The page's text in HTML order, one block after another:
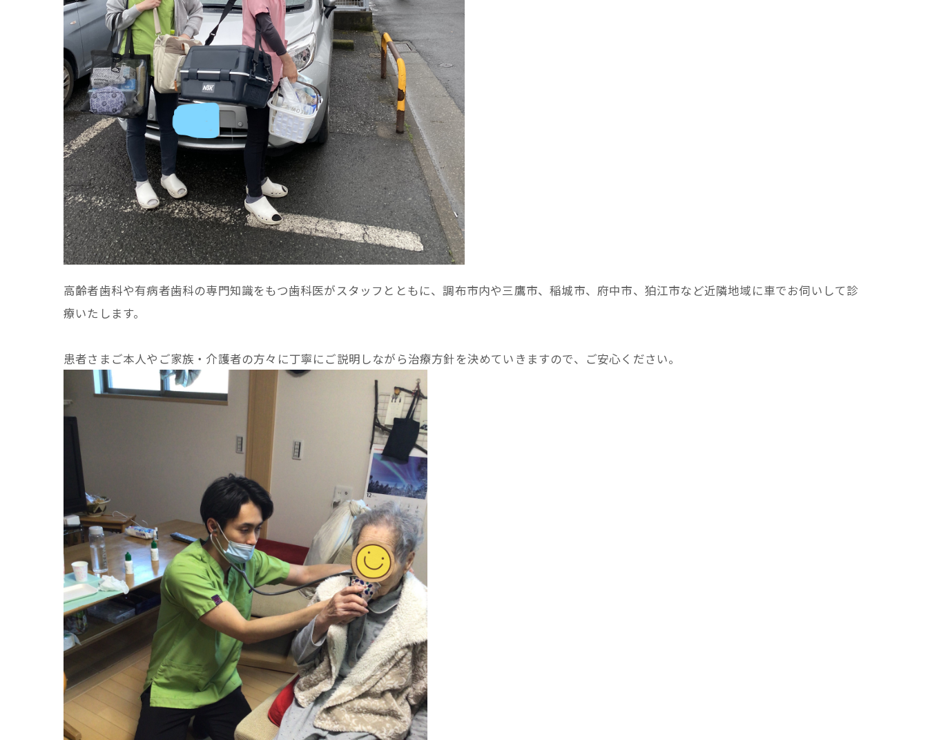
高齢者歯科や有病者歯科の専門知識をもつ歯科医がスタッフとともに、調布市内や三鷹市、稲城市、府中市、狛江市など近隣地域に車でお伺いして診
療いたします。
患者さまご本人やご家族・介護者の方々に丁寧にご説明しながら治療方針を決めていきますので、ご安心ください。